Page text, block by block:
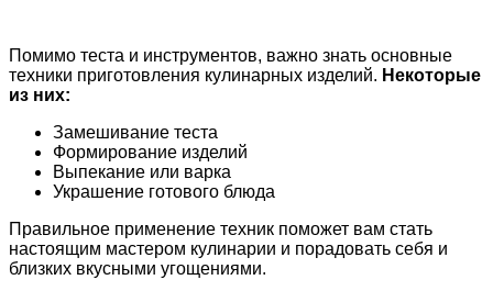
Помимо теста и инструментов, важно знать основные
техники приготовления кулинарных изделий. Некоторые
из них:
Замешивание теста
Формирование изделий
Выпекание или варка
Украшение готового блюда
Правильное применение техник поможет вам стать
настоящим мастером кулинарии и порадовать себя и
близких вкусными угощениями.